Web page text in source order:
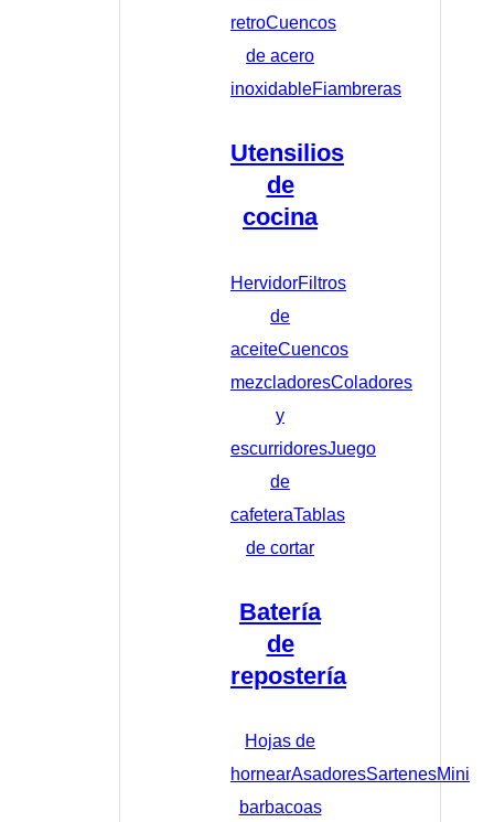
retroCuencos
de acero
inoxidableFiambreras
Utensilios
de
cocina
HervidorFiltros
de
aceiteCuencos
mezcladoresColadores
y
escurridoresJuego
de
cafeteraTablas
de cortar
Batería
de
repostería
Hojas de
hornearAsadoresSartenesMini
barbacoas